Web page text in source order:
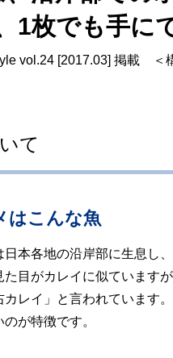
1枚でも手に
vol.24 [2017.03] 掲載 ＜
て
はこんな魚
日本各地の沿岸部に生息し
た目がカレイに似ています
カレイ」と言われています
が特徴です。